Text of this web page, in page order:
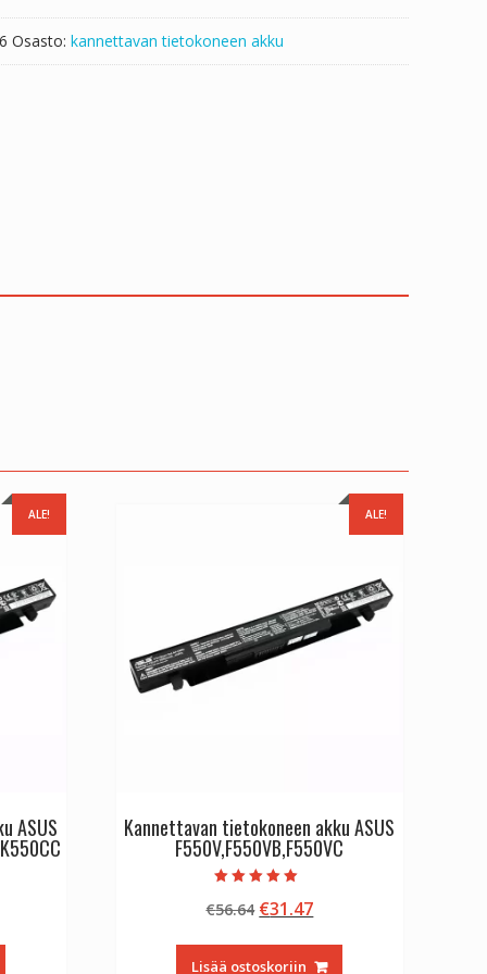
Osasto: kannettavan tietokoneen akku
ALE!
ASUS
ALE!
Kannettavan tietokoneen akku ASUS
F550V,F550VB,F550VC
tuotteesta:
5.00
€56.64 Alkuperäinen
oli:
€31.47Nykyinen
on:
Lisää ostoskoriin